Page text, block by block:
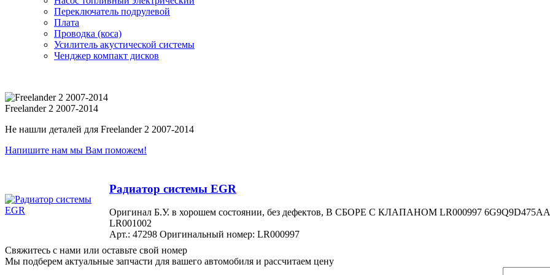
Переключатель подрулевой
Плата
Проводка (коса)
Усилитель акустической системы
Ченджер компакт дисков
Freelander 2 2007-2014
Не нашли деталей для Freelander 2 2007-2014
Напишите нам мы Вам поможем!
Радиатор системы EGR
Оригинал Б.У. в хорошем состоянии, без дефектов, В СБОРЕ С КЛАПАНОМ LR000997
LR001002
Арт.: 47298 Оригинальный номер: LR000997
Свяжитесь с нами или оставьте свой номер
Мы подберем актуальные запчасти для вашего автомобиля и рассчитаем цену